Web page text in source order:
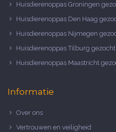
Huisdierenoppas Groningen
Huisdierenoppas Den Haag
Huisdierenoppas Nijmegen
Huisdierenoppas Tilburg gezocht
Huisdierenoppas Maastricht
Informatie
Over ons
Vertrouwen en veiligheid